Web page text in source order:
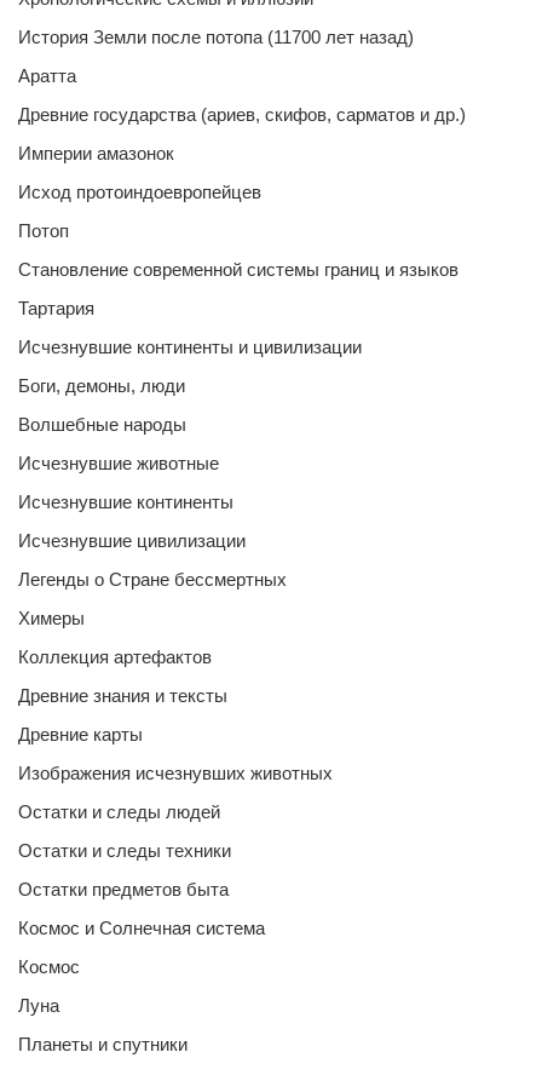
История Земли после потопа (11700 лет назад)
Аратта
Древние государства (ариев, скифов, сарматов и др.)
Империи амазонок
Исход протоиндоевропейцев
Потоп
Становление современной системы границ и языков
Тартария
Исчезнувшие континенты и цивилизации
Боги, демоны, люди
Волшебные народы
Исчезнувшие животные
Исчезнувшие континенты
Исчезнувшие цивилизации
Легенды о Стране бессмертных
Химеры
Коллекция артефактов
Древние знания и тексты
Древние карты
Изображения исчезнувших животных
Остатки и следы людей
Остатки и следы техники
Остатки предметов быта
Космос и Солнечная система
Космос
Луна
Планеты и спутники